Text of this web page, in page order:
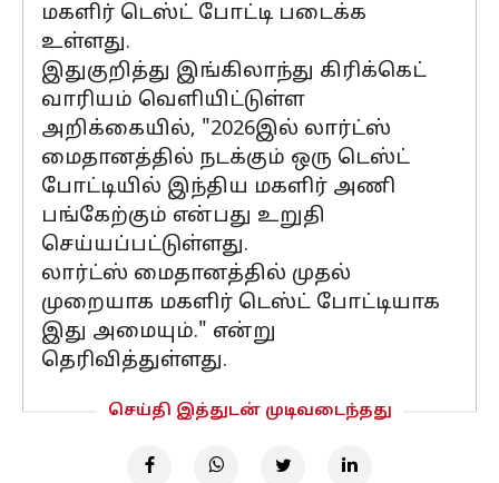
மகளிர் டெஸ்ட் போட்டி படைக்க
உள்ளது.
இதுகுறித்து இங்கிலாந்து கிரிக்கெட்
வாரியம் வெளியிட்டுள்ள
அறிக்கையில், "2026இல் லார்ட்ஸ்
மைதானத்தில் நடக்கும் ஒரு டெஸ்ட்
போட்டியில் இந்திய மகளிர் அணி
பங்கேற்கும் என்பது உறுதி
செய்யப்பட்டுள்ளது.
லார்ட்ஸ் மைதானத்தில் முதல்
முறையாக மகளிர் டெஸ்ட் போட்டியாக
இது அமையும்." என்று
தெரிவித்துள்ளது.
செய்தி இத்துடன் முடிவடைந்தது